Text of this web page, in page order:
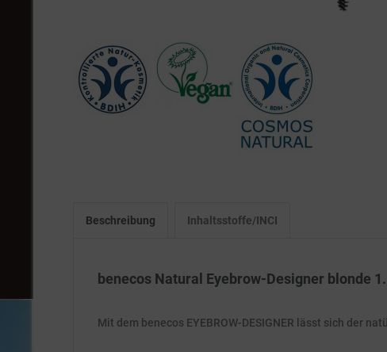
Beschreibung Inhaltsstoffe/INCI
benecos Natural Eyebrow-Designer blonde
Mit dem benecos EYEBROW-DESIGNER lässt sich der